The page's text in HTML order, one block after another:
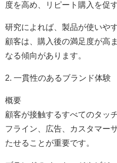
度を高め、リピート購入を促
研究によれば、製品が使いや
顧客は、購入後の満足度が高
なる傾向があります。
2. 一貫性のあるブランド体験
概要
顧客が接触するすべてのタッ
フライン、広告、カスタマー
たせることが重要です。